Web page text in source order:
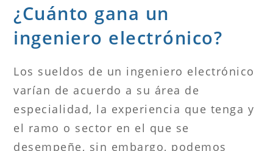
¿Cuánto gana un
ingeniero electrónico?
Los sueldos de un ingeniero electrónico
varían de acuerdo a su área de
especialidad, la experiencia que tenga y
el ramo o sector en el que se
desempeñe, sin embargo, podemos